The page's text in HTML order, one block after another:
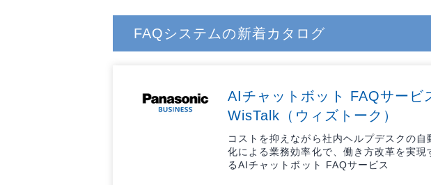
情報共有システム・コミュニケーシ
データセンター
ネットワーク機器
情報共有システム・コミュニケーシ
データセンター
サーバー
ネットワーク機器
運用管理
FAQシステムの新着カタログ
AIチャットボット FAQサービ
WisTalk（ウィズトーク）
コストを抑えながら社内ヘルプデスクの自
化による業務効率化で、働き方改革を実現
るAIチャットボット FAQサービス